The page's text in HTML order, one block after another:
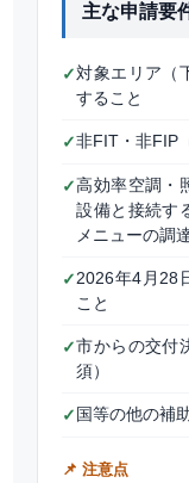
主な申請要
✓対象エリア（
すること
✓非FIT・非FIP
✓高効率空調・
設備と接続す
メニューの調
✓2026年4月28
こと
✓市からの交付
須）
✓ 国等の他の補
📌 注意点